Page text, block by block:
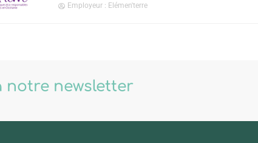
Employeur : Elémen'terre
notre newsletter